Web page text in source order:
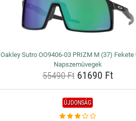
Oakley Sutro OO9406-03 PRIZM M (37) Fekete
Napszemüvegek
55490 Ft61690 Ft
ÚJDONSÁG